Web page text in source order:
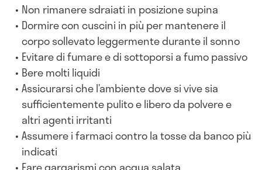
Non rimanere sdraiati in posizione supina
Dormire con cuscini in più per mantenere il
corpo sollevato leggermente durante il sonno
Evitare di fumare e di sottoporsi a fumo passivo
Bere molti liquidi
Assicurarsi che l’ambiente dove si vive sia
sufficientemente pulito e libero da polvere e
altri agenti irritanti
Assumere i farmaci contro la tosse da banco più
indicati